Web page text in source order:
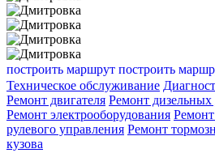
построить маршрут построить
Техническое обслуживание
Ремонт двигателя Ремонт дизельных
Ремонт электрооборудования
рулевого управления Ремонт
кузова